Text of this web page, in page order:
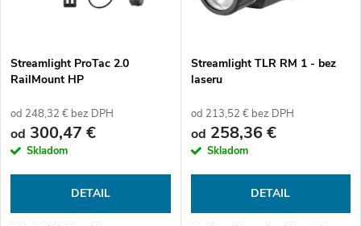
e
p
r
s
p
r
o
d
Streamlight ProTac 2.0
RailMount HP
od 248,32 € bez DPH
od 300,47 €
Skladom
DETAIL
Streamlight TLR RM 1 - bez
laseru
od 213,52 € bez DPH
od 258,36 €
Skladom
DETAIL